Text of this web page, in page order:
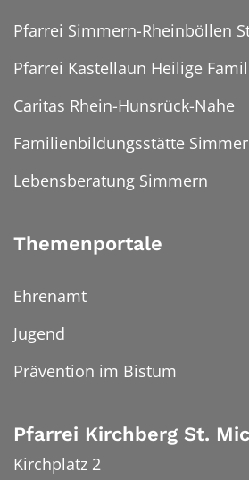
Pfarrei Simmern-Rheinböllen
Pfarrei Kastellaun Heilige
Caritas Rhein-Hunsrück-Nahe
Familienbildungsstätte
Lebensberatung Simmern
Themenportale
Ehrenamt
Jugend
Prävention im Bistum
Pfarrei Kirchberg St.
Kirchplatz 2